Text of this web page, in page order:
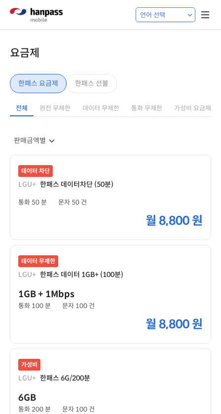
요금제
한패스 요금제 한패스 선불
전체 완전 무제한 데이터 무제한 통화 무제한 가성비 요금제
데이터 차단
LGU+ 한패스 데이터차단 (50분)
통화 50 분 문자 50 건
월 8,800 원
데이터 무제한
LGU+ 한패스 데이터 1GB+ (100분)
1GB+ 1Mbps
통화 100 분 문자 100 건
월 8,800 원
가성비
LGU+ 한패스 6G/200분
6GB
통화 200 분 문자 100 건